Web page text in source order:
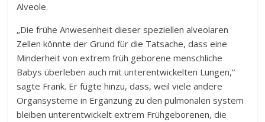
Alveole.
„Die frühe Anwesenheit dieser speziellen alveolaren
Zellen könnte der Grund für die Tatsache, dass eine
Minderheit von extrem früh geborene menschliche
Babys überleben auch mit unterentwickelten Lungen,“
sagte Frank. Er fügte hinzu, dass, weil viele andere
Organsysteme in Ergänzung zu den pulmonalen system
bleiben unterentwickelt extrem Frühgeborenen, die